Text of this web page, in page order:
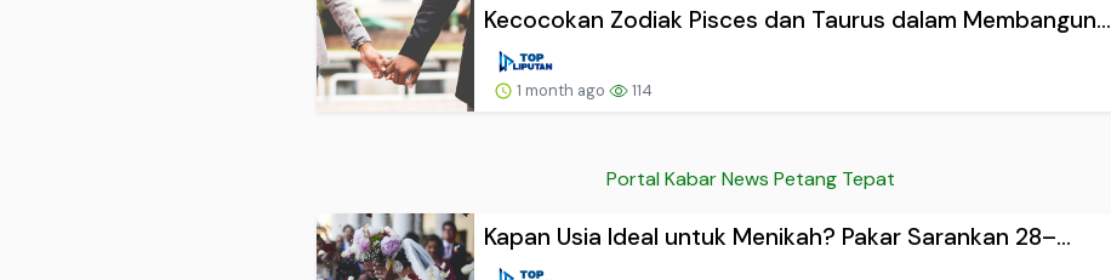
Kecocokan Zodiak Pisces dan Taurus dalam Membangun...
1 month ago 114
Portal Kabar News Petang Tepat
Kapan Usia Ideal untuk Menikah? Pakar Sarankan 28–...